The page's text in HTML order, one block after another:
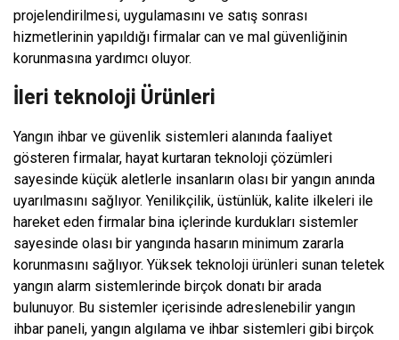
projelendirilmesi, uygulamasını ve satış sonrası
hizmetlerinin yapıldığı firmalar can ve mal güvenliğinin
korunmasına yardımcı oluyor.
İleri teknoloji Ürünleri
Yangın ihbar ve güvenlik sistemleri alanında faaliyet
gösteren firmalar, hayat kurtaran teknoloji çözümleri
sayesinde küçük aletlerle insanların olası bir yangın anında
uyarılmasını sağlıyor. Yenilikçilik, üstünlük, kalite ilkeleri ile
hareket eden firmalar bina içlerinde kurdukları sistemler
sayesinde olası bir yangında hasarın minimum zararla
korunmasını sağlıyor. Yüksek teknoloji ürünleri sunan teletek
yangın alarm sistemlerinde birçok donatı bir arada
bulunuyor. Bu sistemler içerisinde adreslenebilir yangın
ihbar paneli, yangın algılama ve ihbar sistemleri gibi birçok